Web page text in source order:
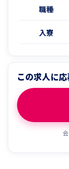
職種
入寮
この求人に